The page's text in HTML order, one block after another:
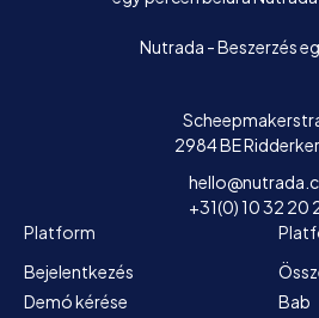
Nutrada - Beszerzés
2984 BE
+31(0) 10 32 20
Platform
Bejelentkezés
Demó kérése
Bab